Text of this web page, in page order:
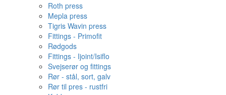
Roth press
Mepla press
Tigris Wavin press
Fittings - Primofit
Rødgods
Fittings - Ijoint/Isiflo
Svejserør og fittings
Rør - stål, sort, galv
Rør til pres - rustfri